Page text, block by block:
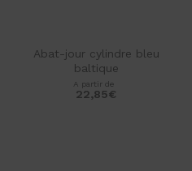
Abat-jour cylindre bleu
baltique
A partir de
22,85€